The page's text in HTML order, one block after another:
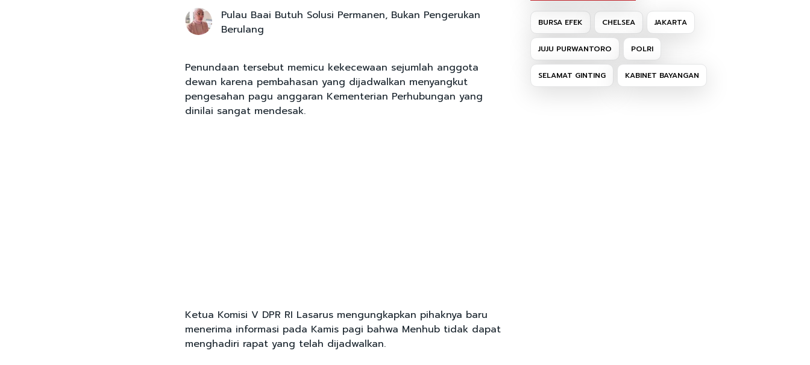
Pulau Baai Butuh Solusi Permanen, Bukan Pengerukan
Berulang
Penundaan tersebut memicu kekecewaan sejumlah anggota
dewan karena pembahasan yang dijadwalkan menyangkut
pengesahan pagu anggaran Kementerian Perhubungan yang
dinilai sangat mendesak.
Ketua Komisi V DPR RI Lasarus mengungkapkan pihaknya baru
menerima informasi pada Kamis pagi bahwa Menhub tidak dapat
menghadiri rapat yang telah dijadwalkan.
BURSA EFEK CHELSEA JAKARTA
JUJU PURWANTORO POLRI
SELAMAT GINTING KABINET BAYANGAN